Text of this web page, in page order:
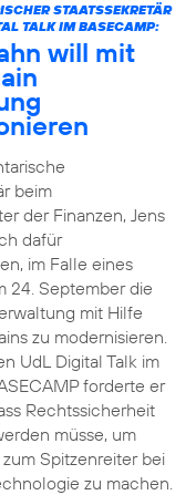
STAATSSEKRETÄR
TALK IM BASECAMP:
will mit
beim
der Finanzen, Jens
dafür
im Falle eines
24. September die
mit Hilfe
zu modernisieren.
UdL Digital Talk im
forderte er
Rechtssicherheit
müsse, um
Spitzenreiter bei
zu machen.